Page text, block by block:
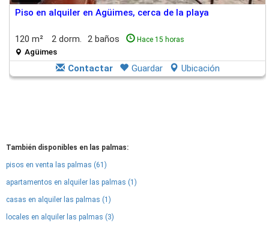
Piso en alquiler en Agüimes, cerca de la playa
120 m² 2 dorm. 2 baños Hace 15 horas
Agüimes
Contactar Guardar Ubicación
También disponibles en las palmas:
pisos en venta las palmas (61)
apartamentos en alquiler las palmas (1)
casas en alquiler las palmas (1)
locales en alquiler las palmas (3)